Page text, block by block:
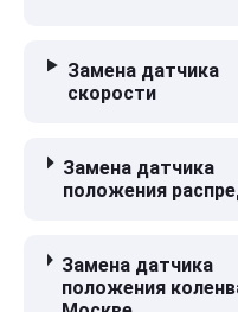
Замена датчика
скорости
Замена датчика
положения
Замена датчика
положения